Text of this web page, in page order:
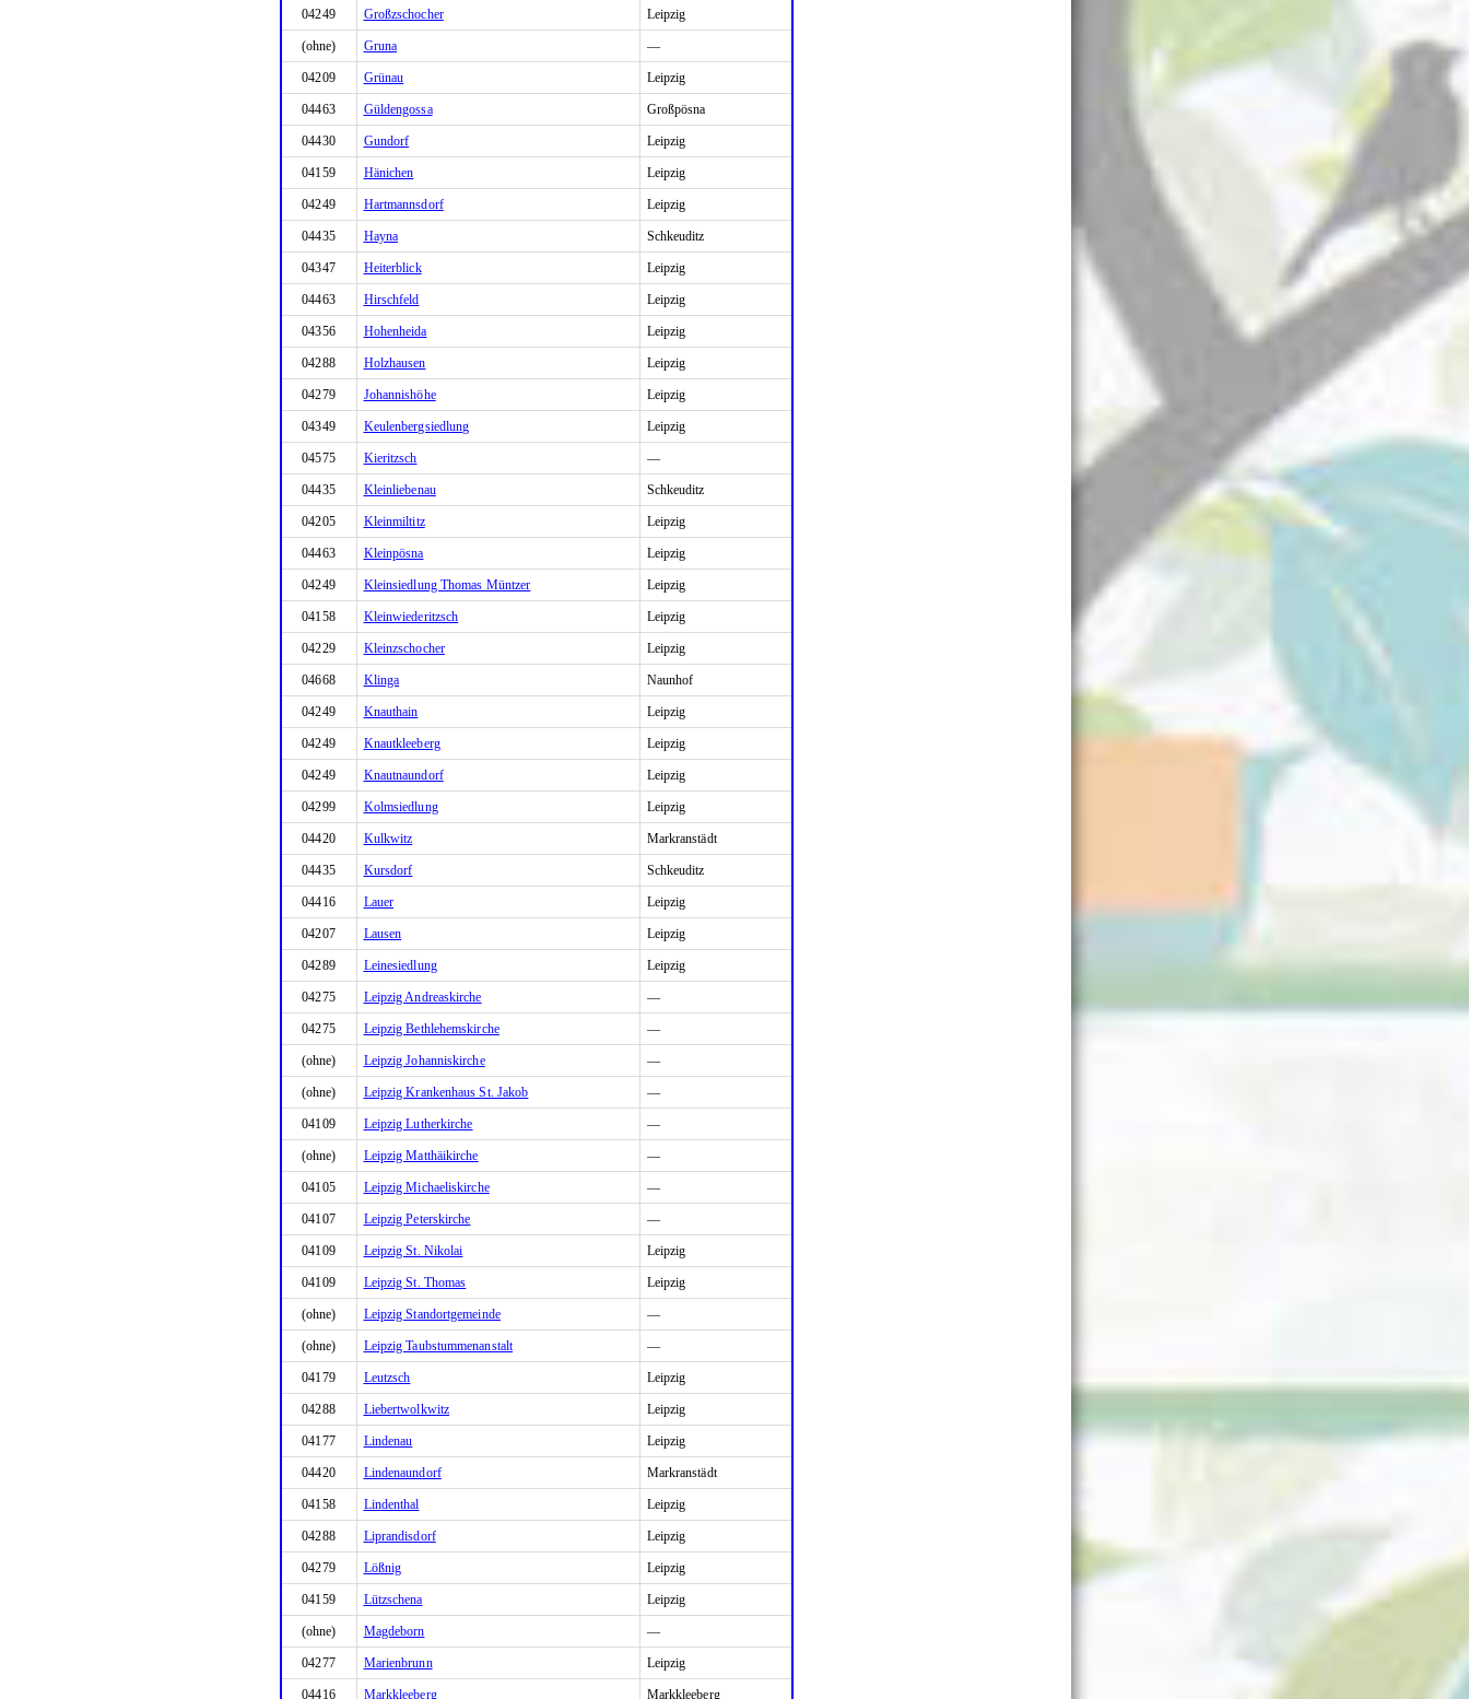
04249 Großzschocher Leipzig
(ohne) Gruna —
04209 Grünau Leipzig
04463 Güldengossa Großpösna
04430 Gundorf Leipzig
04159 Hänichen Leipzig
04249 Hartmannsdorf Leipzig
04435 Hayna Schkeuditz
04347 Heiterblick Leipzig
04463 Hirschfeld Leipzig
04356 Hohenheida Leipzig
04288 Holzhausen Leipzig
04279 Johannishöhe Leipzig
04349 Keulenbergsiedlung Leipzig
04575 Kieritzsch —
04435 Kleinliebenau Schkeuditz
04205 Kleinmiltitz Leipzig
04463 Kleinpösna Leipzig
04249 Kleinsiedlung Thomas Müntzer Leipzig
04158 Kleinwiederitzsch Leipzig
04229 Kleinzschocher Leipzig
04668 Klinga Naunhof
04249 Knauthain Leipzig
04249 Knautkleeberg Leipzig
04249 Knautnaundorf Leipzig
04299 Kolmsiedlung Leipzig
04420 Kulkwitz Markranstädt
04435 Kursdorf Schkeuditz
04416 Lauer Leipzig
04207 Lausen Leipzig
04289 Leinesiedlung Leipzig
04275 Leipzig Andreaskirche —
04275 Leipzig Bethlehemskirche —
(ohne) Leipzig Johanniskirche —
(ohne) Leipzig Krankenhaus St. Jakob —
04109 Leipzig Lutherkirche —
(ohne) Leipzig Matthäikirche —
04105 Leipzig Michaeliskirche —
04107 Leipzig Peterskirche —
04109 Leipzig St. Nikolai Leipzig
04109 Leipzig St. Thomas Leipzig
(ohne) Leipzig Standortgemeinde —
(ohne) Leipzig Taubstummenanstalt —
04179 Leutzsch Leipzig
04288 Liebertwolkwitz Leipzig
04177 Lindenau Leipzig
04420 Lindenaundorf Markranstädt
04158 Lindenthal Leipzig
04288 Liprandisdorf Leipzig
04279 Lößnig Leipzig
04159 Lützschena Leipzig
(ohne) Magdeborn —
04277 Marienbrunn Leipzig
04416 Markkleeberg Markkleeberg